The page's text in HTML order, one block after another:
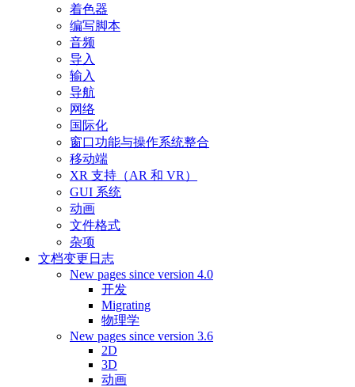
着色器
编写脚本
音频
导入
输入
导航
网络
国际化
窗口功能与操作系统整合
移动端
XR 支持（AR 和 VR）
GUI 系统
动画
文件格式
杂项
文档变更日志
New pages since version 4.0
开发
Migrating
物理学
New pages since version 3.6
2D
3D
动画